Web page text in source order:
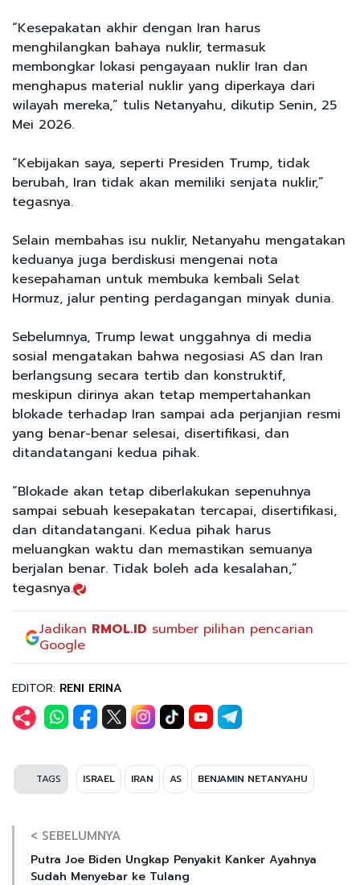
“Kesepakatan akhir dengan Iran harus
menghilangkan bahaya nuklir, termasuk
membongkar lokasi pengayaan nuklir Iran dan
menghapus material nuklir yang diperkaya dari
wilayah mereka,” tulis Netanyahu, dikutip Senin, 25
Mei 2026.
“Kebijakan saya, seperti Presiden Trump, tidak
berubah, Iran tidak akan memiliki senjata nuklir,”
tegasnya.
Selain membahas isu nuklir, Netanyahu mengatakan
keduanya juga berdiskusi mengenai nota
kesepahaman untuk membuka kembali Selat
Hormuz, jalur penting perdagangan minyak dunia.
Sebelumnya, Trump lewat unggahnya di media
sosial mengatakan bahwa negosiasi AS dan Iran
berlangsung secara tertib dan konstruktif,
meskipun dirinya akan tetap mempertahankan
blokade terhadap Iran sampai ada perjanjian resmi
yang benar-benar selesai, disertifikasi, dan
ditandatangani kedua pihak.
“Blokade akan tetap diberlakukan sepenuhnya
sampai sebuah kesepakatan tercapai, disertifikasi,
dan ditandatangani. Kedua pihak harus
meluangkan waktu dan memastikan semuanya
berjalan benar. Tidak boleh ada kesalahan,”
tegasnya.
Jadikan RMOL.ID sumber pilihan pencarian
Google
EDITOR: RENI ERINA
TAGS ISRAEL IRAN AS BENJAMIN NETANYAHU
< SEBELUMNYA
Putra Joe Biden Ungkap Penyakit Kanker Ayahnya
Sudah Menyebar ke Tulang